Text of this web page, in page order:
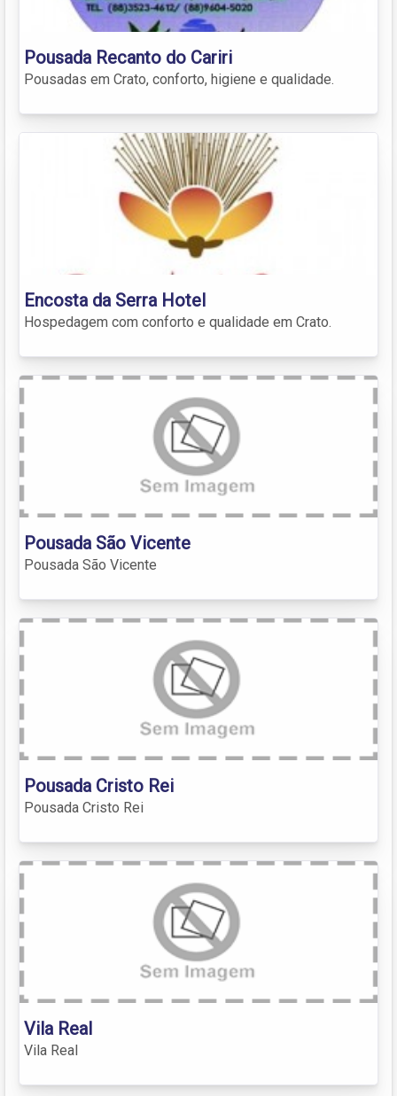
Pousada Recanto do Cariri
Pousadas em Crato, conforto, higiene e qualidade.
Encosta da Serra Hotel
Hospedagem com conforto e qualidade em Crato.
Pousada São Vicente
Pousada São Vicente
Pousada Cristo Rei
Pousada Cristo Rei
Vila Real
Vila Real